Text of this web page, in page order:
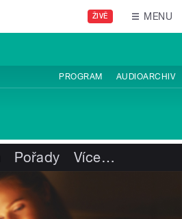
ŽIVĚ MENU
PROGRAM AUDIOARCHIV
Pořady Více…